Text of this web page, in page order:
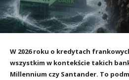
W 2026 roku o kredytach
wszystkim w kontekście takich
Millennium czy Santander. To